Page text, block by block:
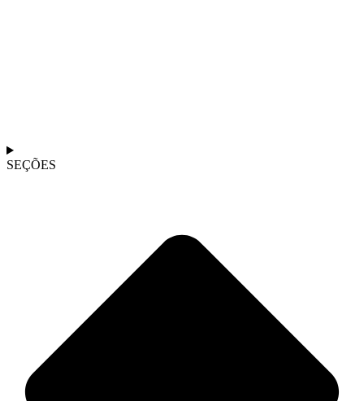
SEÇÕES